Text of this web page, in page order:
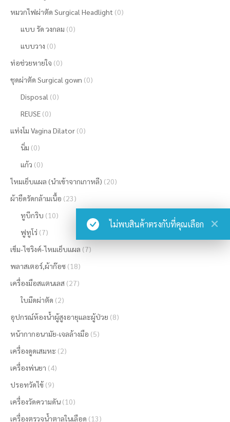
ไม่พบสินค้าตรงกับที่คุณเลือก
หมวกไฟผ่าตัด Surgical Headlight (0)
แบบ รัด วงกลม (0)
แบบวาง (0)
ท่อช่วยหายใจ (0)
ชุดผ่าตัด Surgical gown (0)
Disposal (0)
REUSE (0)
แท่งโม Vagina Dilator (0)
นิ่ม (0)
แก้ว (0)
ไหมเย็บแผล (นำเข้าจากเกาหลี) (20)
ผ้ายืดรัดกล้ามเนื้อ (23)
ทูบีกริบ (10)
ฟูทูโร่ (7)
เข็ม-ไซริงค์-ไหมเย็บแผล (7)
พลาสเตอร์,ผ้าก๊อซ (18)
เครื่องมือสแตนเลส (27)
ใบมีดผ่าตัด (2)
อุปกรณ์ห้องน้ำผู้สูงอายุและผู้ป่วย (8)
หน้ากากอนามัย-เจลล้างมือ (5)
เครื่องดูดเสมหะ (2)
เครื่องพ่นยา (4)
ปรอทวัดไข้ (9)
เครื่องวัดความดัน (10)
เครื่องตรวจน้ำตาลในเลือด (13)